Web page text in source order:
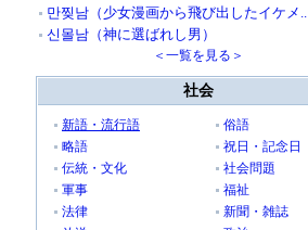
만찢남（少女漫画から飛び出したイケメ..
신몰남（神に選ばれし男）
＜一覧を見る＞
社会
新語・流行語
俗語
略語
祝日・記念日
伝統・文化
社会問題
軍事
福祉
法律
新聞・雑誌